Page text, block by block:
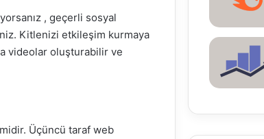
, geçerli sosyal
Kitlenizi etkileşim kurmaya
videolar oluşturabilir ve
Üçüncü taraf web